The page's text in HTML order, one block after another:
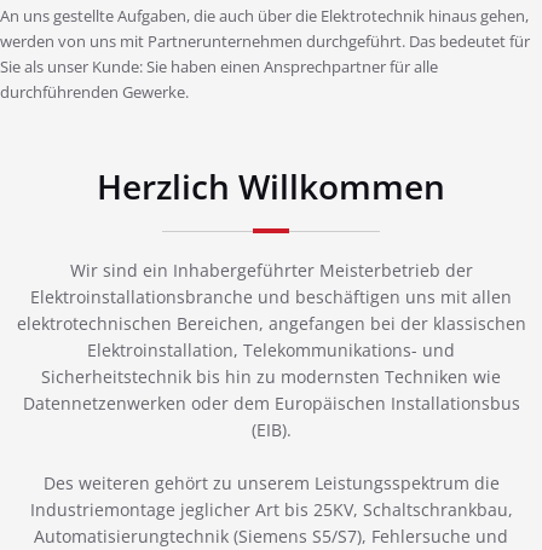
An uns gestellte Aufgaben, die auch über die Elektrotechnik hinaus gehen,
werden von uns mit Partnerunternehmen durchgeführt. Das bedeutet für
Sie als unser Kunde: Sie haben einen Ansprechpartner für alle
durchführenden Gewerke.
Herzlich Willkommen
Wir sind ein Inhabergeführter Meisterbetrieb der
Elektroinstallationsbranche und beschäftigen uns mit allen
elektrotechnischen Bereichen, angefangen bei der klassischen
Elektroinstallation, Telekommunikations- und
Sicherheitstechnik bis hin zu modernsten Techniken wie
Datennetzenwerken oder dem Europäischen Installationsbus
(EIB).
Des weiteren gehört zu unserem Leistungsspektrum die
Industriemontage jeglicher Art bis 25KV, Schaltschrankbau,
Automatisierungtechnik (Siemens S5/S7), Fehlersuche und